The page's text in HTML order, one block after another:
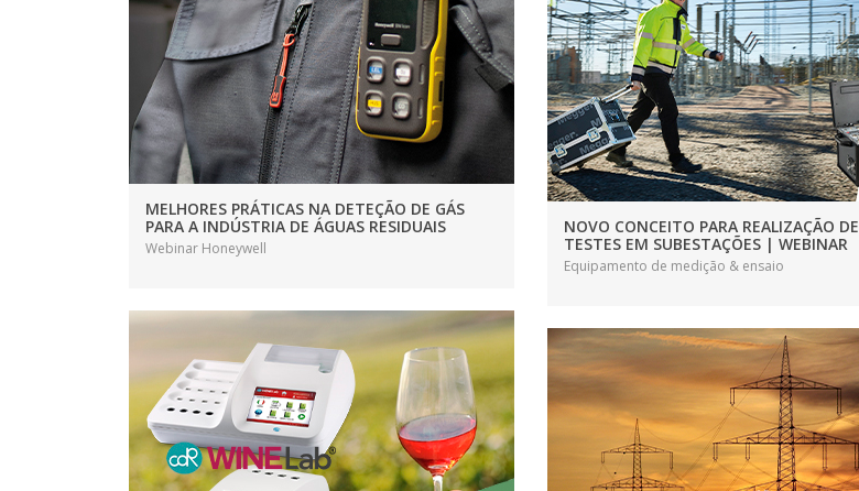
MELHORES PRÁTICAS NA DETEÇÃO DE GÁS
PARA A INDÚSTRIA DE ÁGUAS RESIDUAIS
Webinar Honeywell
NOVO CONCEITO PARA REALIZAÇÃO DE
TESTES EM SUBESTAÇÕES | WEBINAR
Equipamento de medição & ensaio